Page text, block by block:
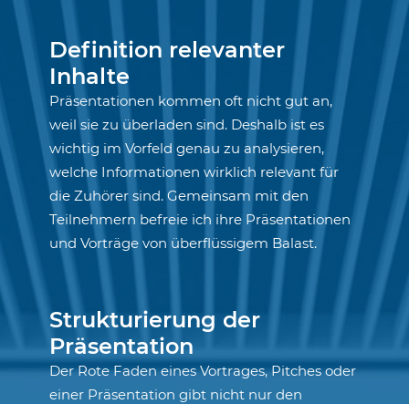
Definition relevanter
Inhalte
Präsentationen kommen oft nicht gut an,
weil sie zu überladen sind. Deshalb ist es
wichtig im Vorfeld genau zu analysieren,
welche Informationen wirklich relevant für
die Zuhörer sind. Gemeinsam mit den
Teilnehmern befreie ich ihre Präsentationen
und Vorträge von überflüssigem Balast.
Strukturierung der
Präsentation
Der Rote Faden eines Vortrages, Pitches oder
einer Präsentation gibt nicht nur den